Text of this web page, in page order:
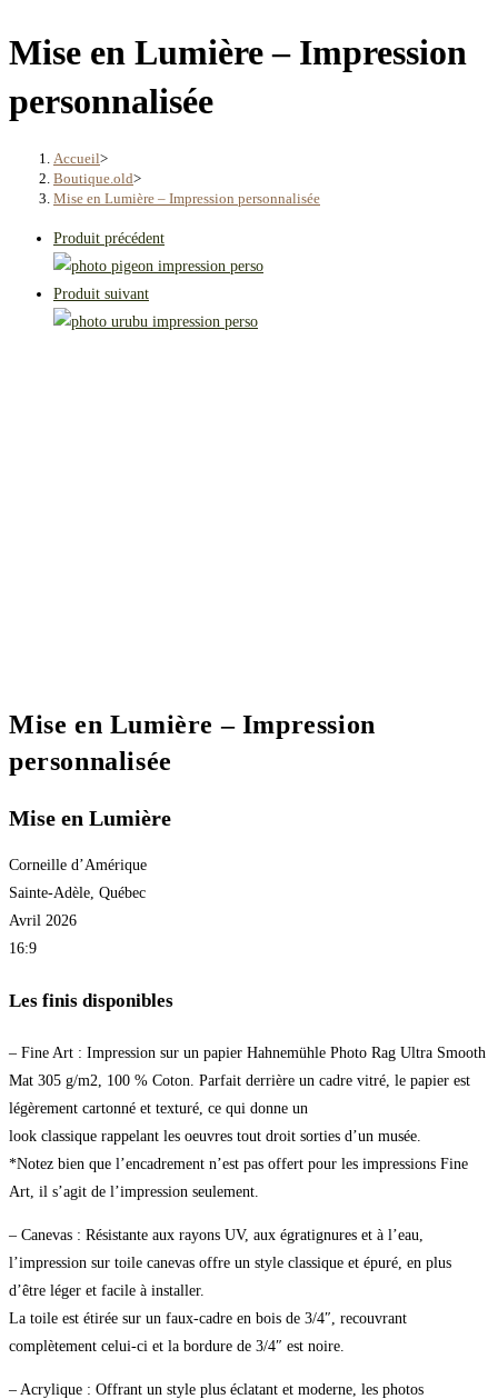
Mise en Lumière – Impression
personnalisée
Accueil>
Boutique.old>
Mise en Lumière – Impression personnalisée
Produit précédent
Produit suivant
Mise en Lumière – Impression
personnalisée
Mise en Lumière
Corneille d’Amérique
Sainte-Adèle, Québec
Avril 2026
16:9
Les finis disponibles
– Fine Art : Impression sur un papier Hahnemühle Photo Rag Ultra Smooth
Mat 305 g/m2, 100 % Coton. Parfait derrière un cadre vitré, le papier est
légèrement cartonné et texturé, ce qui donne un
look classique rappelant les oeuvres tout droit sorties d’un musée.
*Notez bien que l’encadrement n’est pas offert pour les impressions Fine
Art, il s’agit de l’impression seulement.
– Canevas : Résistante aux rayons UV, aux égratignures et à l’eau,
l’impression sur toile canevas offre un style classique et épuré, en plus
d’être léger et facile à installer.
La toile est étirée sur un faux-cadre en bois de 3/4″, recouvrant
complètement celui-ci et la bordure de 3/4″ est noire.
– Acrylique : Offrant un style plus éclatant et moderne, les photos